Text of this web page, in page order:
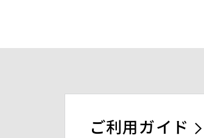
ご利用ガイド